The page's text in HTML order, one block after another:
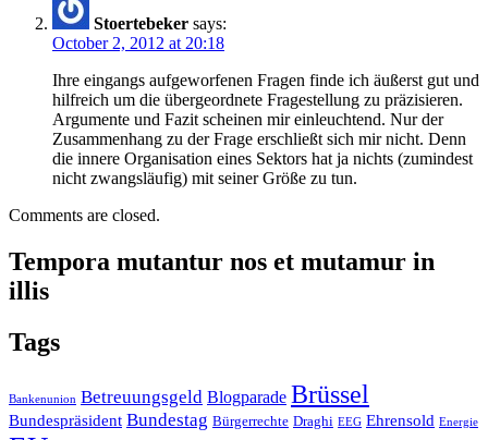
Stoertebeker says:
October 2, 2012 at 20:18
Ihre eingangs aufgeworfenen Fragen finde ich äußerst gut und
hilfreich um die übergeordnete Fragestellung zu präzisieren.
Argumente und Fazit scheinen mir einleuchtend. Nur der
Zusammenhang zu der Frage erschließt sich mir nicht. Denn
die innere Organisation eines Sektors hat ja nichts (zumindest
nicht zwangsläufig) mit seiner Größe zu tun.
Comments are closed.
Tempora mutantur nos et mutamur in
illis
Tags
Bankenunion Betreuungsgeld Blogparade Brüssel
Bundespräsident Bundestag Bürgerrechte Draghi EEG Ehrensold Energie